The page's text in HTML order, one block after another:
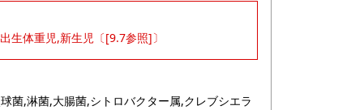
生体重児,新生児〔[9.7参照]〕
菌,淋菌,大腸菌,シトロバクター属,クレブシエラ